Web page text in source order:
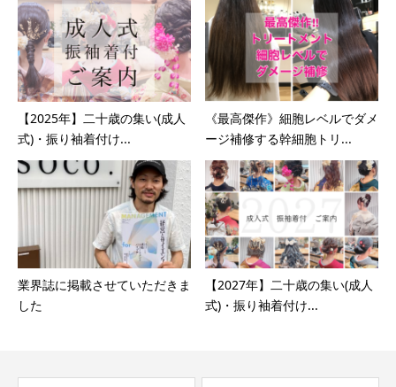
【2025年】二十歳の集い(成人
式)・振り袖着付け...
《最高傑作》細胞レベルでダメ
ージ補修する幹細胞トリ...
業界誌に掲載させていただきま
した
【2027年】二十歳の集い(成人
式)・振り袖着付け...